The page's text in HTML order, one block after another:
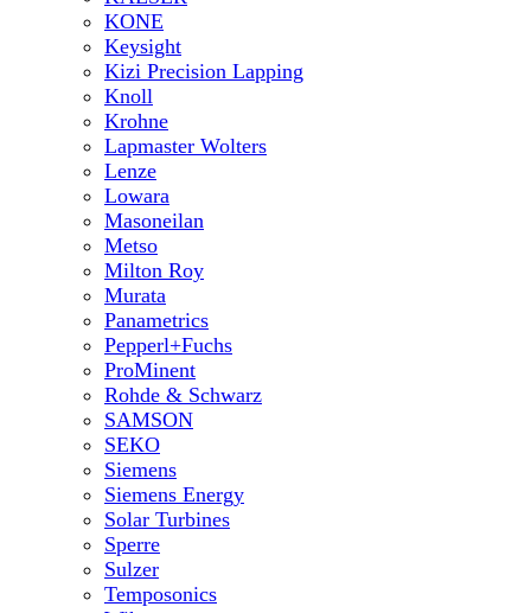
KONE
Keysight
Kizi Precision Lapping
Knoll
Krohne
Lapmaster Wolters
Lenze
Lowara
Masoneilan
Metso
Milton Roy
Murata
Panametrics
Pepperl+Fuchs
ProMinent
Rohde & Schwarz
SAMSON
SEKO
Siemens
Siemens Energy
Solar Turbines
Sperre
Sulzer
Temposonics